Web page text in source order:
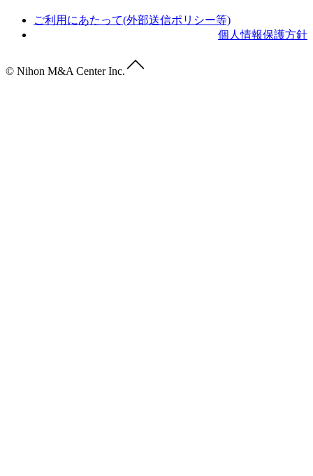
ご利用にあたって(外部送信ポリシー等)
個人情報保護方針
© Nihon M&A Center Inc.